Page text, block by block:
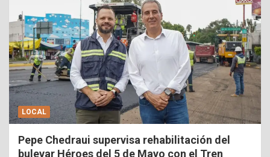
LOCAL
Pepe Chedraui supervisa rehabilitación del
bulevar Héroes del 5 de Mayo con el Tren